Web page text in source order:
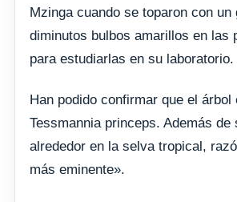
Mzinga cuando se toparon con
diminutos bulbos amarillos en las
para estudiarlas en su laboratorio.
Han podido confirmar que el
Tessmannia princeps. Además
alrededor en la selva tropical,
más eminente».